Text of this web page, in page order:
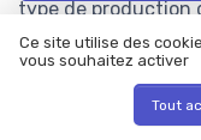
type de production
glacon pour bar à
besoins qu’une
meilleurs
permettent parfois
Ce site utilise des
vous souhaitez activer
Tout